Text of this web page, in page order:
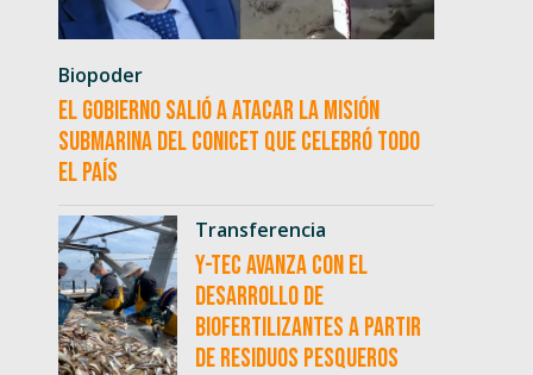
Biopoder
El Gobierno salió a atacar la misión
submarina del CONICET que celebró todo
el país
Transferencia
Y-TEC avanza con el
desarrollo de
biofertilizantes a partir
de residuos pesqueros